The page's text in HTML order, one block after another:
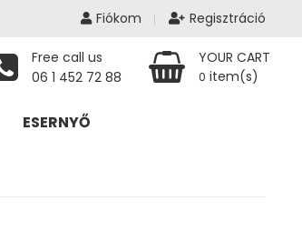
Fiókom Regisztráció
Free call us
06 1 452 72 88
YOUR CART
0 item(s)
ESERNYŐ